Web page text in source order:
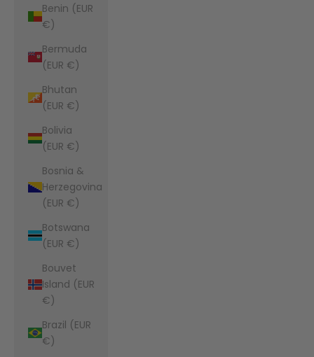
Benin (EUR
€)
Bermuda
(EUR €)
Bhutan
(EUR €)
Bolivia
(EUR €)
Bosnia &
Herzegovina
(EUR €)
Botswana
(EUR €)
Bouvet
Island (EUR
€)
Brazil (EUR
€)